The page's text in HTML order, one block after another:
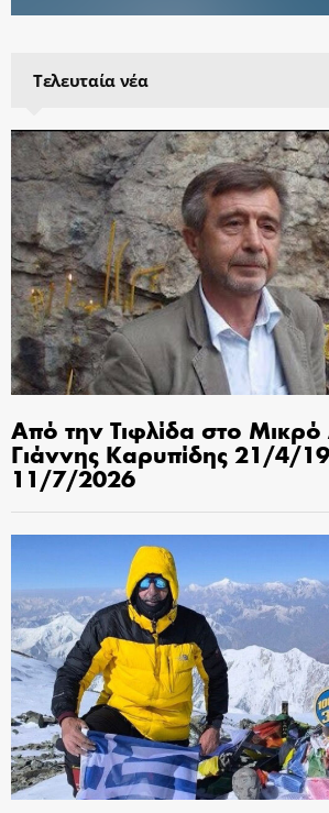
Τελευταία νέα
Από την Τιφλίδα στο
Γιάννης Καρυπίδης 21/4/
11/7/2026